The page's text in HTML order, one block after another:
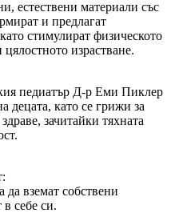
естествени материали със
и предлагат
стимулират физическото
израстване.
педиатър Д-р Еми Пиклер
децата, като се грижи за
зачитайки тяхната
да вземат собствени
себе си.